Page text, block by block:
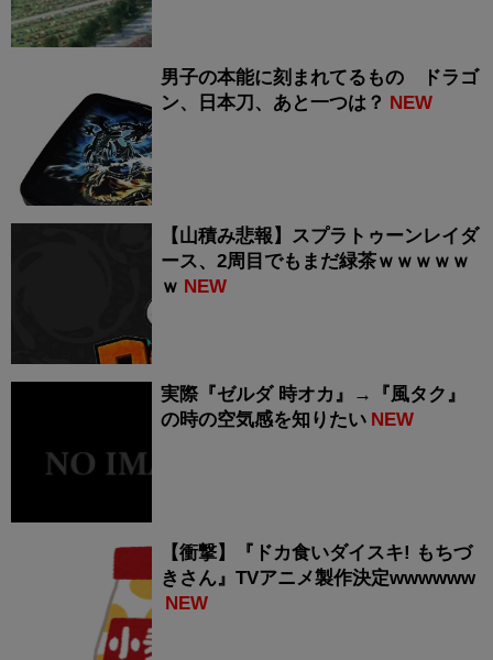
男子の本能に刻まれてるもの ドラゴ
ン、日本刀、あと一つは？ NEW
【山積み悲報】スプラトゥーンレイダ
ース、2周目でもまだ緑茶ｗｗｗｗｗ
ｗ NEW
実際『ゼルダ 時オカ』→『風タク』
の時の空気感を知りたい NEW
【衝撃】『ドカ食いダイスキ! もちづ
きさん』TVアニメ製作決定wwwwww
NEW